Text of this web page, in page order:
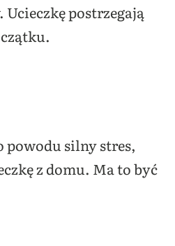
postrzegają
powodu silny stres,
z domu. Ma to być